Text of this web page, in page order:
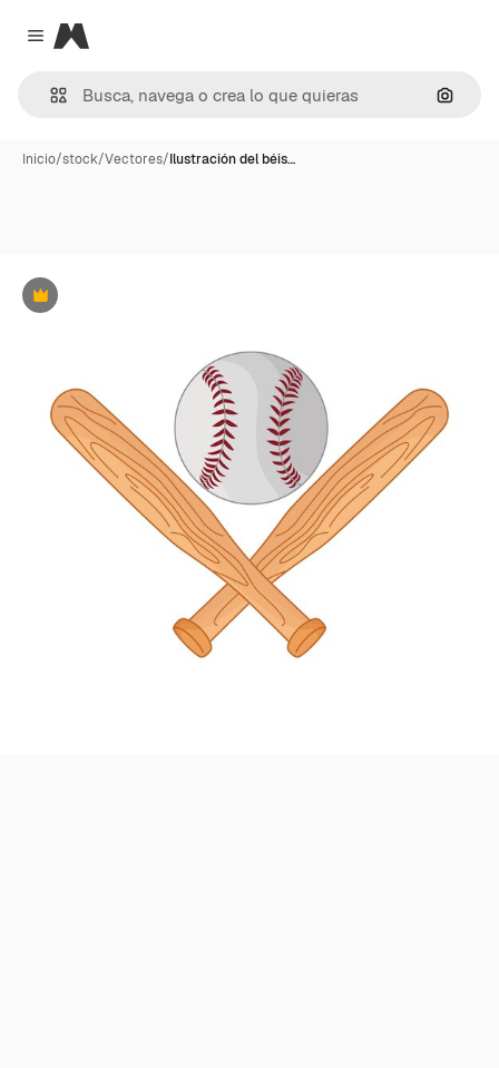
Close menu
Magnific
Inicio/stock/Vectores/Ilustración del béis…
Premium